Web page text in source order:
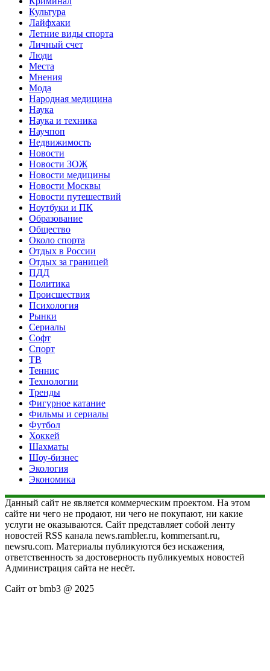
Культура
Лайфхаки
Летние виды спорта
Личный счет
Люди
Места
Мнения
Мода
Народная медицина
Наука
Наука и техника
Научпоп
Недвижимость
Новости
Новости ЗОЖ
Новости медицины
Новости Москвы
Новости путешествий
Ноутбуки и ПК
Образование
Общество
Около спорта
Отдых в России
Отдых за границей
ПДД
Политика
Происшествия
Психология
Рынки
Сериалы
Софт
Спорт
ТВ
Теннис
Технологии
Тренды
Фигурное катание
Фильмы и сериалы
Футбол
Хоккей
Шахматы
Шоу-бизнес
Экология
Экономика
Данный сайт не является коммерческим проектом. На этом
сайте ни чего не продают, ни чего не покупают, ни какие
услуги не оказываются. Сайт представляет собой ленту
новостей RSS канала news.rambler.ru, kommersant.ru,
newsru.com. Материалы публикуются без искажения,
ответственность за достоверность публикуемых новостей
Администрация сайта не несёт.
Сайт от bmb3 @ 2025